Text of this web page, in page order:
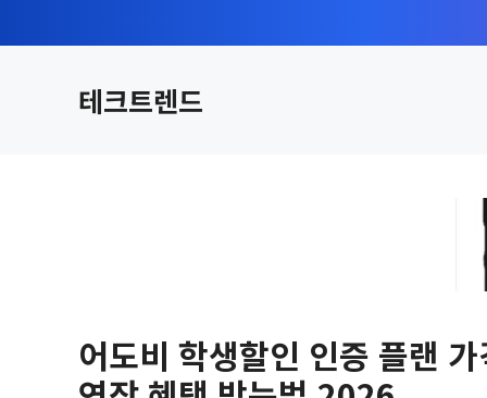
텐
테크트렌드
어도비 학생할인 인증 플랜